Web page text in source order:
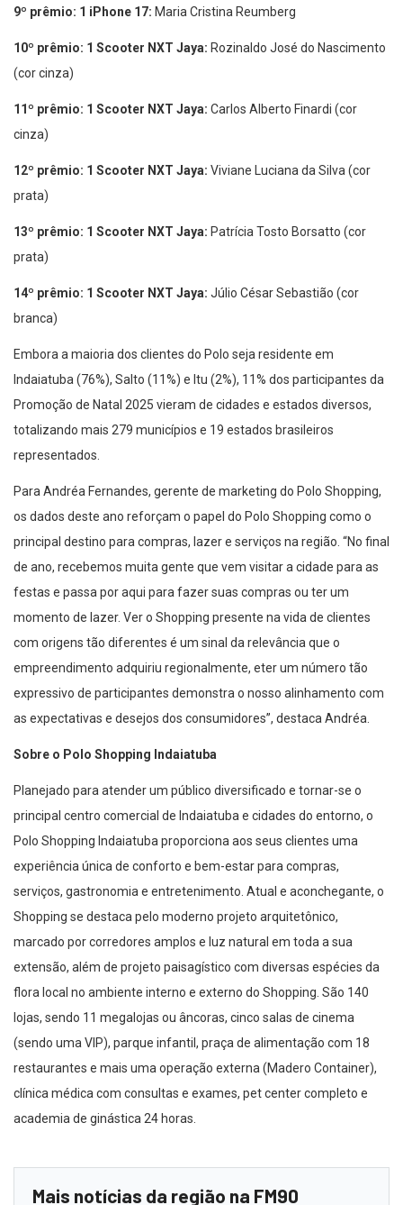
9º prêmio: 1 iPhone 17: Maria Cristina Reumberg
10º prêmio: 1 Scooter NXT Jaya: Rozinaldo José do Nascimento
(cor cinza)
11º prêmio: 1 Scooter NXT Jaya: Carlos Alberto Finardi (cor
cinza)
12º prêmio: 1 Scooter NXT Jaya: Viviane Luciana da Silva (cor
prata)
13º prêmio: 1 Scooter NXT Jaya: Patrícia Tosto Borsatto (cor
prata)
14º prêmio: 1 Scooter NXT Jaya: Júlio César Sebastião (cor
branca)
Embora a maioria dos clientes do Polo seja residente em
Indaiatuba (76%), Salto (11%) e Itu (2%), 11% dos participantes da
Promoção de Natal 2025 vieram de cidades e estados diversos,
totalizando mais 279 municípios e 19 estados brasileiros
representados.
Para Andréa Fernandes, gerente de marketing do Polo Shopping,
os dados deste ano reforçam o papel do Polo Shopping como o
principal destino para compras, lazer e serviços na região. “No final
de ano, recebemos muita gente que vem visitar a cidade para as
festas e passa por aqui para fazer suas compras ou ter um
momento de lazer. Ver o Shopping presente na vida de clientes
com origens tão diferentes é um sinal da relevância que o
empreendimento adquiriu regionalmente, eter um número tão
expressivo de participantes demonstra o nosso alinhamento com
as expectativas e desejos dos consumidores”, destaca Andréa.
Sobre o Polo Shopping Indaiatuba
Planejado para atender um público diversificado e tornar-se o
principal centro comercial de Indaiatuba e cidades do entorno, o
Polo Shopping Indaiatuba proporciona aos seus clientes uma
experiência única de conforto e bem-estar para compras,
serviços, gastronomia e entretenimento. Atual e aconchegante, o
Shopping se destaca pelo moderno projeto arquitetônico,
marcado por corredores amplos e luz natural em toda a sua
extensão, além de projeto paisagístico com diversas espécies da
flora local no ambiente interno e externo do Shopping. São 140
lojas, sendo 11 megalojas ou âncoras, cinco salas de cinema
(sendo uma VIP), parque infantil, praça de alimentação com 18
restaurantes e mais uma operação externa (Madero Container),
clínica médica com consultas e exames, pet center completo e
academia de ginástica 24 horas.
Mais notícias da região na FM90